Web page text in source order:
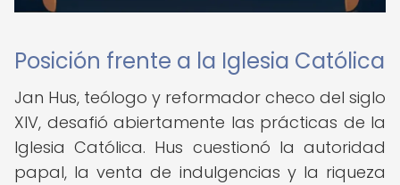
Posición frente a la Iglesia Católica
Jan Hus, teólogo y reformador checo del siglo
XIV, desafió abiertamente las prácticas de la
Iglesia Católica. Hus cuestionó la autoridad
papal, la venta de indulgencias y la riqueza